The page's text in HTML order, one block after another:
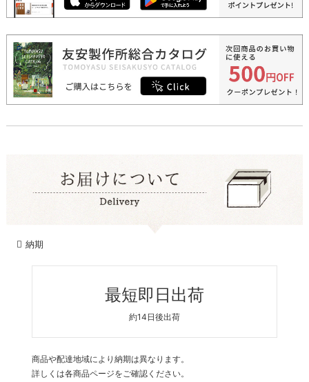
納期
最短即日出荷
約14日後出荷
商品や配達地域により納期は異なります。
詳しくは各商品ページをご確認ください。